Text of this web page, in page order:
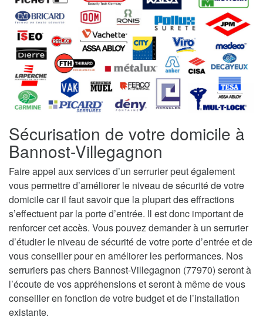
Sécurisation de votre domicile à
Bannost-Villegagnon
Faire appel aux services d’un serrurier peut également
vous permettre d’améliorer le niveau de sécurité de votre
domicile car il faut savoir que la plupart des effractions
s’effectuent par la porte d’entrée. Il est donc important de
renforcer cet accès. Vous pouvez demander à un serrurier
d’étudier le niveau de sécurité de votre porte d’entrée et de
vous conseiller pour en améliorer les performances. Nos
serruriers pas chers Bannost-Villegagnon (77970) seront à
l’écoute de vos appréhensions et seront à même de vous
conseiller en fonction de votre budget et de l’installation
existante.